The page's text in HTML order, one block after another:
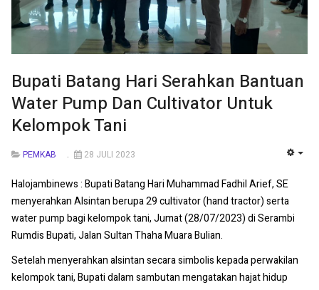
Bupati Batang Hari Serahkan Bantuan
Water Pump Dan Cultivator Untuk
Kelompok Tani
PEMKAB 28 JULI 2023
Halojambinews : Bupati Batang Hari Muhammad Fadhil Arief, SE
menyerahkan Alsintan berupa 29 cultivator (hand tractor) serta
water pump bagi kelompok tani, Jumat (28/07/2023) di Serambi
Rumdis Bupati, Jalan Sultan Thaha Muara Bulian.
Setelah menyerahkan alsintan secara simbolis kepada perwakilan
kelompok tani, Bupati dalam sambutan mengatakan hajat hidup